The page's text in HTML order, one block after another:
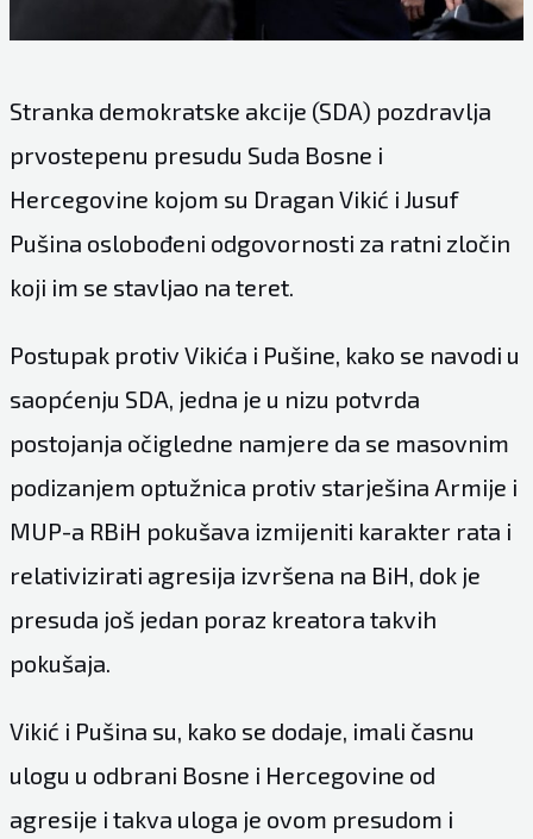
Stranka demokratske akcije (SDA) pozdravlja
prvostepenu presudu Suda Bosne i
Hercegovine kojom su Dragan Vikić i Jusuf
Pušina oslobođeni odgovornosti za ratni zločin
koji im se stavljao na teret.
Postupak protiv Vikića i Pušine, kako se navodi u
saopćenju SDA, jedna je u nizu potvrda
postojanja očigledne namjere da se masovnim
podizanjem optužnica protiv starješina Armije i
MUP-a RBiH pokušava izmijeniti karakter rata i
relativizirati agresija izvršena na BiH, dok je
presuda još jedan poraz kreatora takvih
pokušaja.
Vikić i Pušina su, kako se dodaje, imali časnu
ulogu u odbrani Bosne i Hercegovine od
agresije i takva uloga je ovom presudom i